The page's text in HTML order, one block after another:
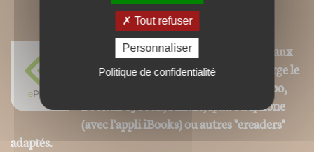
Nos ePubs sont des versions adaptées aux
liseuses électroniques prenant en charge le
format ePub de type Sony Reader, Kobo,
Booken Cybook, Kindle, Ipad ou Iphone
(avec l'appli iBooks) ou autres "ereaders"
adaptés.
Tout refuser
Personnaliser
Politique de confidentialité